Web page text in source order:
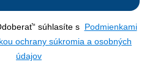
súhlasíte s Podmienkami
ochrany súkromia a osobných
údajov